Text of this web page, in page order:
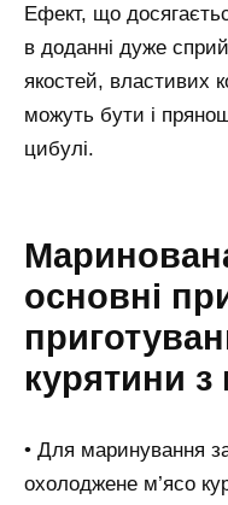
Ефект, що
в доданні дуже
якостей, властивих
можуть бути і
цибулі.
основні
курятини
• Для маринування
охолоджене м’ясо